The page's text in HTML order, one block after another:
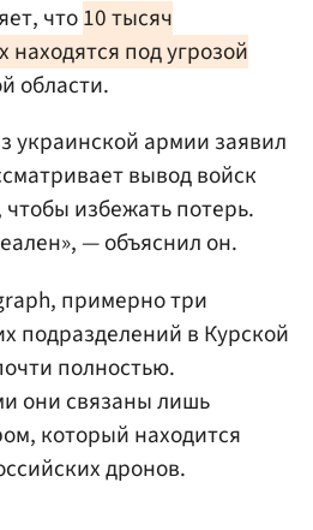
что10 тысяч
под угрозой
области.
украинской армии заявил
вывод войск
избежать потерь.
— объяснил он.
примерно три
подразделений в Курской
полностью.
они связаны лишь
который находится
дронов.